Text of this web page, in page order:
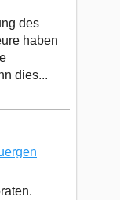
des
haben
dies...